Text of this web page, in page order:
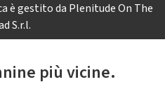
è gestito da Plenitude On The
S.r.l.
più vicine.